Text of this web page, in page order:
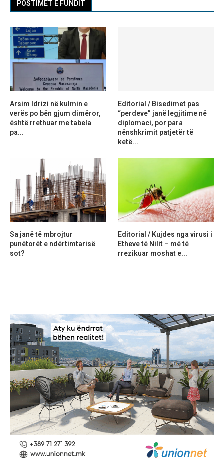
POSTIMET E FUNDIT
Arsim Idrizi në kulmin e
verës po bën gjum dimëror,
është rrethuar me tabela
pa...
Editorial / Bisedimet pas
“perdeve” janë legjitime në
diplomaci, por para
nënshkrimit patjetër të
ketë...
Sa janë të mbrojtur
punëtorët e ndërtimtarisë
sot?
Editorial / Kujdes nga virusi i
Etheve të Nilit – më të
rrezikuar moshat e...